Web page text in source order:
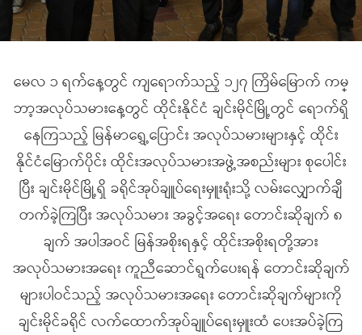
မေလ ၁ ရက်နေ့တွင် ကျရောက်သည့် ၁၂၇ ကြိမ်မြောက် ကမ္
ဘာ့အလုပ်သမားနေ့တွင် ထိုင်းနိုင်ငံ ချင်းမိုင်မြို့တွင် ရောက်ရှိ
နေကြသည့် မြန်မာရွှေ့ပြောင်း အလုပ်သမားများနှင့် ထိုင်း
နိုင်ငံမြောက်ပိုင်း ထိုင်းအလုပ်သမားအဖွဲ့အစည်းများ စုပေါင်း
ပြီး ချင်းမိုင်မြို့ရှိ ခရိုင်အုပ်ချူပ်ရေးမှူးရုံးသို့ လမ်းလျှောက်ချီ
တက်ခဲ့ကြပြီး အလုပ်သမား အခွင့်အရေး တောင်းဆိုချက် ၈
ချက် အပါအဝင် မြန်အစိုးရနှင့် ထိုင်းအစိုးရတို့အား
အလုပ်သမားအရေး ကူညီဆောင်ရွက်ပေးရန် တောင်းဆိုချက်
များပါဝင်သည့် အလုပ်သမားအရေး တောင်းဆိုချက်များကို
ချင်းမိုင်ခရိုင် လက်ထောက်အုပ်ချူပ်ရေးမှူးထံ ပေးအပ်ခဲ့ကြ